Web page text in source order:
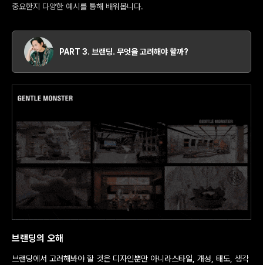
중요한지 다양한 예시를 통해 배워봅니다.
PART 3. 브랜딩. 무엇을 고려해야 할까?
브랜딩의 오해
브랜딩에서 고려해봐야 할 것은 디자인뿐만 아니라스타일, 개성, 태도, 생각